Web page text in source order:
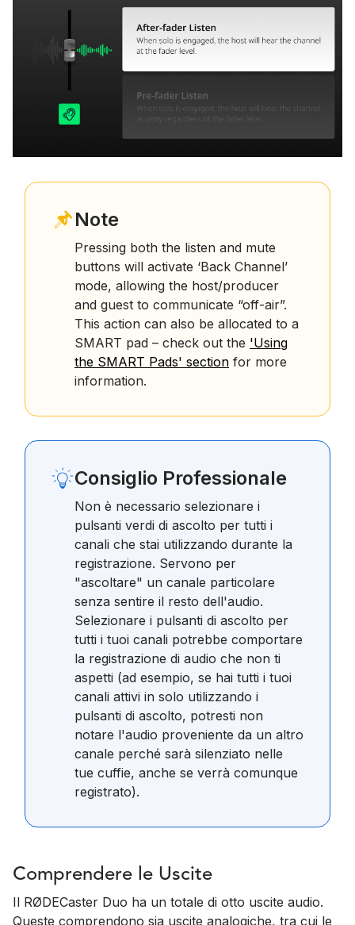
Note
Pressing both the listen and mute
buttons will activate ‘Back Channel’
mode, allowing the host/producer
and guest to communicate “off-air”.
This action can also be allocated to a
SMART pad – check out the 'Using
the SMART Pads' section for more
information.
Consiglio Professionale
Non è necessario selezionare i
pulsanti verdi di ascolto per tutti i
canali che stai utilizzando durante la
registrazione. Servono per
"ascoltare" un canale particolare
senza sentire il resto dell'audio.
Selezionare i pulsanti di ascolto per
tutti i tuoi canali potrebbe comportare
la registrazione di audio che non ti
aspetti (ad esempio, se hai tutti i tuoi
canali attivi in solo utilizzando i
pulsanti di ascolto, potresti non
notare l'audio proveniente da un altro
canale perché sarà silenziato nelle
tue cuffie, anche se verrà comunque
registrato).
Comprendere le Uscite
Il RØDECaster Duo ha un totale di otto uscite audio.
Queste comprendono sia uscite analogiche, tra cui le